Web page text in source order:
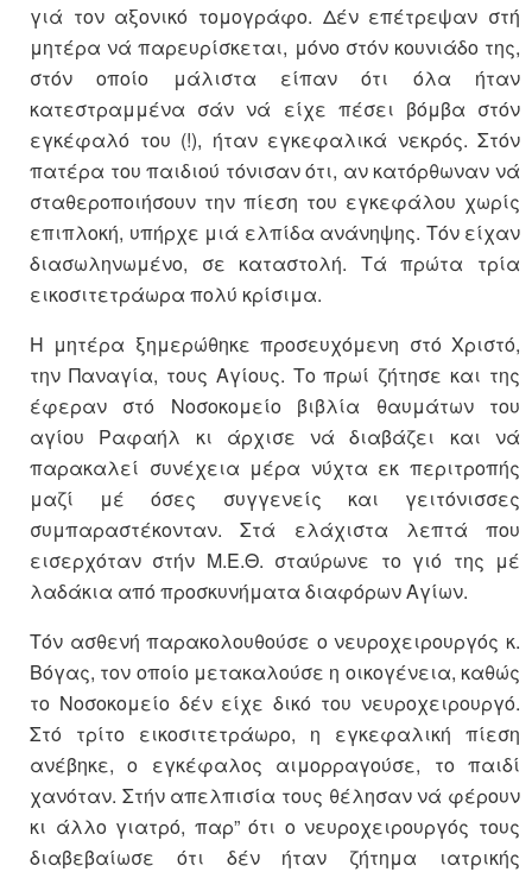
γιά τον αξονικό τομογράφο. Δέν επέτρεψαν στή
μητέρα νά παρευρίσκεται, μόνο στόν κουνιάδο της,
στόν οποίο μάλιστα είπαν ότι όλα ήταν
κατεστραμμένα σάν νά είχε πέσει βόμβα στόν
εγκέφαλό του (!), ήταν εγκεφαλικά νεκρός. Στόν
πατέρα του παιδιού τόνισαν ότι, αν κατόρθωναν νά
σταθεροποιήσουν την πίεση του εγκεφάλου χωρίς
επιπλοκή, υπήρχε μιά ελπίδα ανάνηψης. Τόν είχαν
διασωληνωμένο, σε καταστολή. Τά πρώτα τρία
εικοσιτετράωρα πολύ κρίσιμα.
Η μητέρα ξημερώθηκε προσευχόμενη στό Χριστό,
την Παναγία, τους Αγίους. Το πρωί ζήτησε και της
έφεραν στό Νοσοκομείο βιβλία θαυμάτων του
αγίου Ραφαήλ κι άρχισε νά διαβάζει και νά
παρακαλεί συνέχεια μέρα νύχτα εκ περιτροπής
μαζί μέ όσες συγγενείς και γειτόνισσες
συμπαραστέκονταν. Στά ελάχιστα λεπτά που
εισερχόταν στήν Μ.Ε.Θ. σταύρωνε το γιό της μέ
λαδάκια από προσκυνήματα διαφόρων Αγίων.
Τόν ασθενή παρακολουθούσε ο νευροχειρουργός κ.
Βόγας, τον οποίο μετακαλούσε η οικογένεια, καθώς
το Νοσοκομείο δέν είχε δικό του νευροχειρουργό.
Στό τρίτο εικοσιτετράωρο, η εγκεφαλική πίεση
ανέβηκε, ο εγκέφαλος αιμορραγούσε, το παιδί
χανόταν. Στήν απελπισία τους θέλησαν νά φέρουν
κι άλλο γιατρό, παρ” ότι ο νευροχειρουργός τους
διαβεβαίωσε ότι δέν ήταν ζήτημα ιατρικής